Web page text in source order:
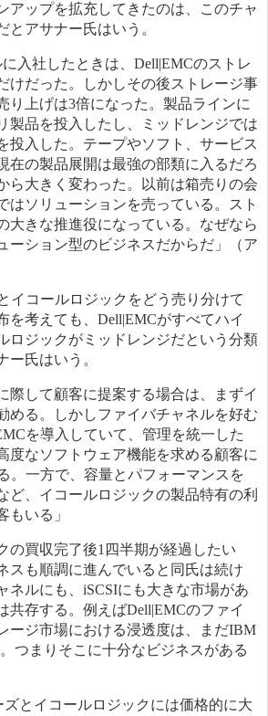
アップを拡充してきたのは、このチャ
とアサナー氏はいう。
に入社したときは、Dell|EMCのストレ
けだった。しかしその後ストレージ事
り上げは3倍になった。製品ラインに
製品を投入したし、ミッドレンジでは
投入した。テープやソフト、サービス
在の製品展開は最強の部類に入るだろ
ら大きく変わった。以前は箱売りの会
はソリューションを売っている。スト
大きな推進役になっている。なぜなら
ーション型のビジネスだからだ」（ア
イコールロジックをどう売り分けて
を考えても、Dell|EMCがすべてハイ
ロジックがミッドレンジだという分類
ー氏はいう。
して顧客に提案する場合は、まずイ
める。しかしファイバチャネルを好む
を導入していて、管理を統一した
度なソフトウェア機能を求める顧客に
。一方で、容量とパフォーマンスを
ど、イコールロジックの製品特有の利
もいる」
買収完了後1四半期が経過したい
スも順調に進んでいると同氏は続け
ネルにも、iSCSIにも大きな市場があ
共存する。例えばDell|EMCのファイ
ージ市場における浸透度は、まだIBM
つまりそこに十分なビジネスがある
とイコールロジックには価格的に大